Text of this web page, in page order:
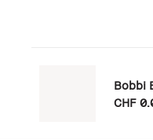
Bobbi
CHF